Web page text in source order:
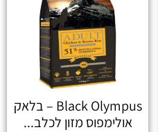
Black Olympus – בלאק
אולימפוס מזון לכלב...